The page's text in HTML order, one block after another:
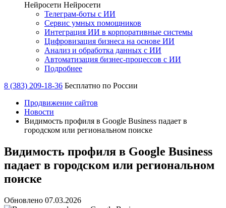
Нейросети Нейросети
Телеграм-боты с ИИ
Сервис умных помощников
Интеграция ИИ в корпоративные системы
Цифровизация бизнеса на основе ИИ
Анализ и обработка данных с ИИ
Автоматизация бизнес-процессов с ИИ
Подробнее
8 (383) 209-18-36 Бесплатно по России
Продвижение сайтов
Новости
Видимость профиля в Google Business падает в
городском или региональном поиске
Видимость профиля в Google Business
падает в городском или региональном
поиске
Обновлено 07.03.2026